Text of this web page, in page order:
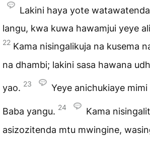
Lakini haya yote
langu, kwa kuwa hawamjui yeye
22 Kama nisingalikuja na kusema
na dhambi; lakini sasa hawana
yao. 23 Yeye anichukiaye
Baba yangu. 24
Kama
asizozitenda mtu mwingine,